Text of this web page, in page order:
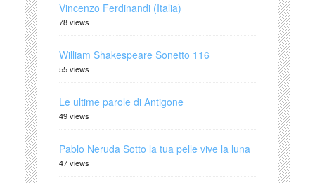
Vincenzo Ferdinandi (Italia)
78 views
William Shakespeare Sonetto 116
55 views
Le ultime parole di Antigone
49 views
Pablo Neruda Sotto la tua pelle vive la luna
47 views